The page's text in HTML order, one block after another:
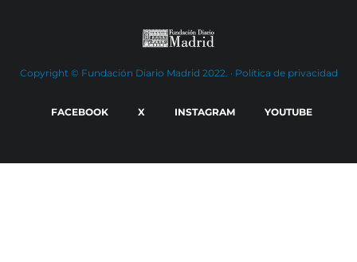
Copyright © Fundación Diario Madrid 2022. · Política de privacidad
FACEBOOK X INSTAGRAM YOUTUBE